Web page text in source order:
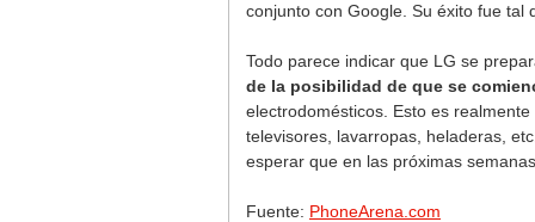
conjunto con Google. Su éxito fue tal
Todo parece indicar que LG se
de la posibilidad de que se
electrodomésticos. Esto es
televisores, lavarropas, heladeras,
esperar que en las próximas
Fuente: PhoneArena.com